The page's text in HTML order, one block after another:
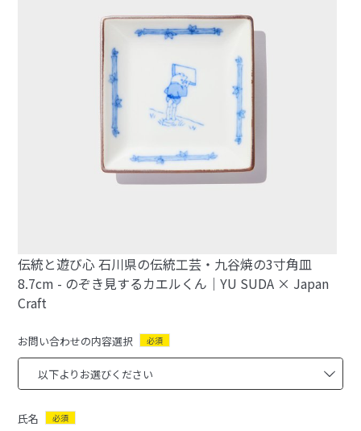
伝統と遊び心 石川県の伝統工芸・九谷焼の3寸角皿
8.7cm - のぞき見するカエルくん｜YU SUDA × Japan
Craft
お問い合わせの内容選択 必須
氏名 必須